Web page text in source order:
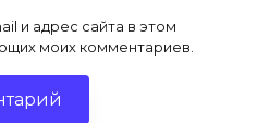
и адрес сайта в этом
моих комментариев.